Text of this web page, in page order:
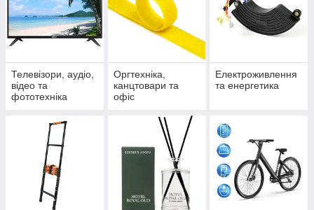
Телевізори, аудіо,
відео та
фототехніка
Оргтехніка,
канцтовари та
офіс
Електроживлення
та енергетика